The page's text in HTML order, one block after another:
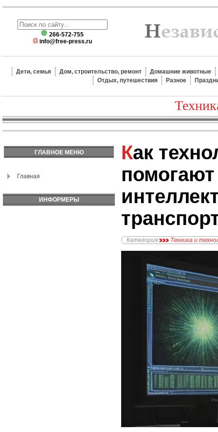
266-572-755
info@free-press.ru
Дети, семья Дом, строительство, ремонт
Домашние животные
Отдых, путешествия
Разное
ГЛАВНОЕ МЕНЮ
Главная
ИНФОРМЕРЫ
Как технологии
Категория Техника и